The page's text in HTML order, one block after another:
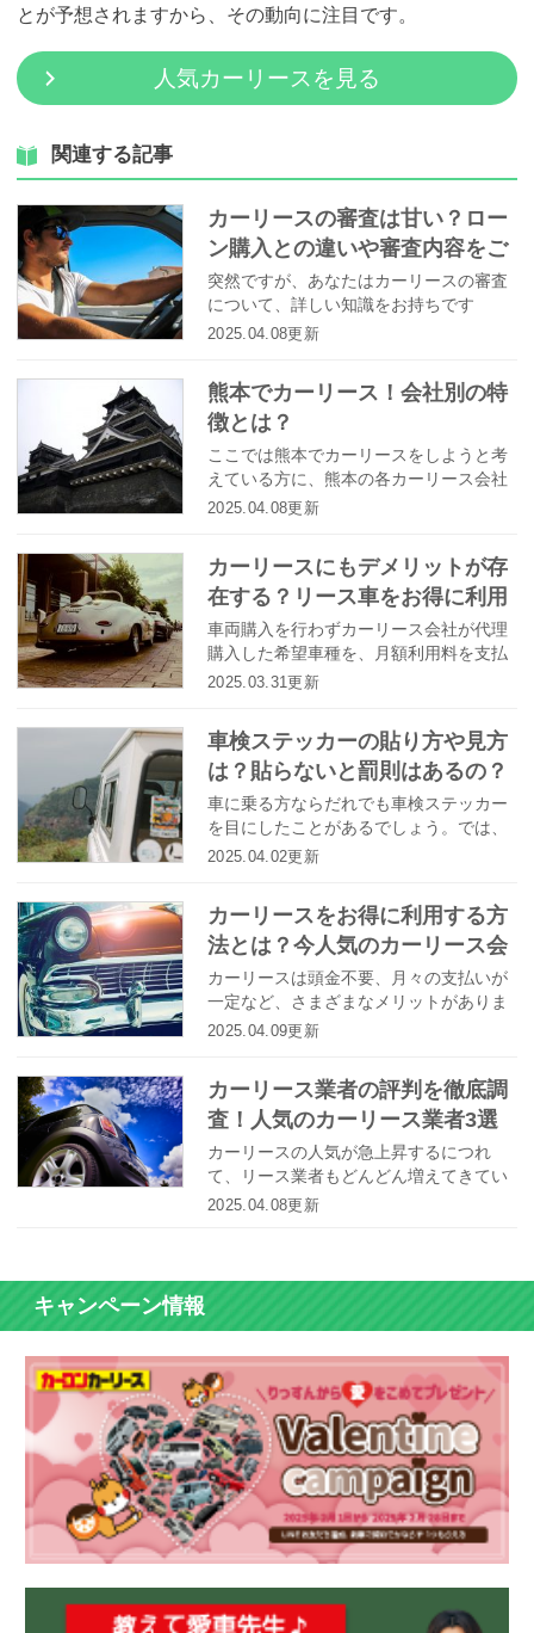
とが予想されますから、その動向に注目です。
人気カーリースを見る
関連する記事
カーリースの審査は甘い？ロー
ン購入との違いや審査内容をご
紹介！
突然ですが、あなたはカーリースの審査
について、詳しい知識をお持ちです
か？ 具体的にカーリースとは何かとい
った方法でマイカーを手に入れる方法を
検討していきましょう。
2025.04.08更新
熊本でカーリース！会社別の特
徴とは？
ここでは熊本でカーリースをしようと考
えている方に、熊本の各カーリース会社
を特徴付きでご紹介します。それぞれま
2025.04.08更新
カーリースにもデメリットが存
在する？リース車をお得に利用
するポイントとは
車両購入を行わずカーリース会社が代理
購入した希望車種を、月額利用料を支払
うことで借り受け、自由に使用できる車
カーリースの利用で生じるデメリットを
しっかり理解できておらず、トラブルに
なった…という方も多いのではないでし
ょうか。今回はカーリースのデメリット
2025.03.31更新
車検ステッカーの貼り方や見方
は？貼らないと罰則はあるの？
車に乗る方ならだれでも車検ステッカー
を目にしたことがあるでしょう。では、
そもそも車検ステッカーにはどんな目的
2025.04.02更新
カーリースをお得に利用する方
法とは？今人気のカーリース会
社４社のサービスと併せてご紹
介！
カーリースは頭金不要、月々の支払いが
一定など、さまざまなメリットがありま
すが、実は「ガソリン代が安くなる」と
がら、お得に利用する方法をご紹介しま
す。
2025.04.09更新
カーリース業者の評判を徹底調
査！人気のカーリース業者3選
カーリースの人気が急上昇するにつれ
て、リース業者もどんどん増えてきてい
ます。多様な車種やプランの中から選べ
いのではないでしょうか？カーリースの
利用を考えている方のために、今回は選
ス業者をご紹介します。
2025.04.08更新
キャンペーン情報